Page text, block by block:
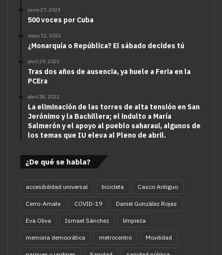
junio 27, 2023
500 voces por Cuba
mayo 12, 2022
¿Monarquía o República? El sábado decides tú
abril 29, 2022
Tras dos años de ausencia, ya huele a Feria en la
PCEra
abril 28, 2022
La eliminación de las torres de alta tensión en San
Jerónimo y la Bachillera; el indulto a María
Salmerón y el apoyo al pueblo saharaui, algunos de
los temas que IU eleva al Pleno de abril.
¿De qué se habla?
accesibilidad universal bicicleta Casco Antiguo
Cerro-Amate COVID-19 Daniel González Rojas
Eva Oliva Ismael Sánchez limpieza
memoria democrática metrocentro Movilidad